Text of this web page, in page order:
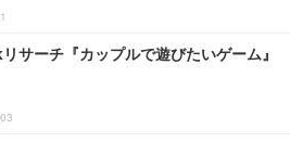
サーチ『カップルで遊びたいゲーム』